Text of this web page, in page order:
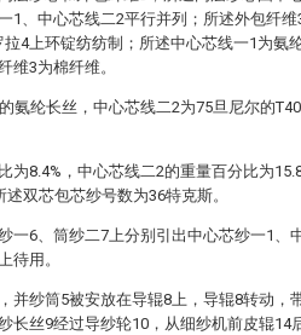
1、中心芯线二2平行并列；所述外包纤维
4上环锭纺纺制；所述中心芯线一1为氨
维3为棉纤维。
氨纶长丝，中心芯线二2为75旦尼尔的
为8.4%，中心芯线二2的重量百分比为
双芯包芯纱号数为36特克斯。
一6、筒纱二7上分别引出中心芯纱一1、
待用。
并纱筒5被安放在导辊8上，导辊8转动，
长丝9经过导纱轮10，从细纱机前皮辊14